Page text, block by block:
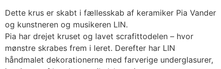
Dette krus er skabt i fællesskab af keramiker Pia Vander
og kunstneren og musikeren LIN.
Pia har drejet kruset og lavet scrafittodelen – hvor
mønstre skrabes frem i leret. Derefter har LIN
håndmalet dekorationerne med farverige underglasurer,